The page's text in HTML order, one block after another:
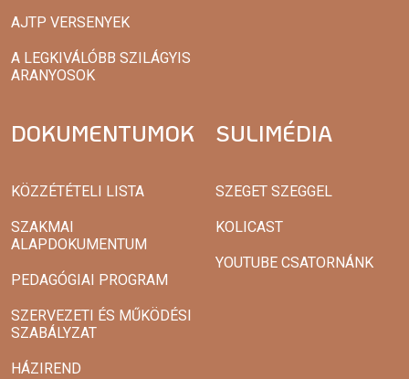
AJTP VERSENYEK
A LEGKIVÁLÓBB SZILÁGYIS
ARANYOSOK
DOKUMENTUMOK
KÖZZÉTÉTELI LISTA
SZAKMAI
ALAPDOKUMENTUM
PEDAGÓGIAI PROGRAM
SZERVEZETI ÉS MŰKÖDÉSI
SZABÁLYZAT
HÁZIREND
SULIMÉDIA
SZEGET SZEGGEL
KOLICAST
YOUTUBE CSATORNÁNK